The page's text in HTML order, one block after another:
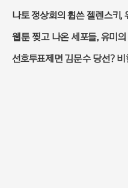
나토 정상회의 휩쓴 젤렌스키,
웹툰 찢고 나온 세포들, 유미
선호투표제면 김문수 당선?